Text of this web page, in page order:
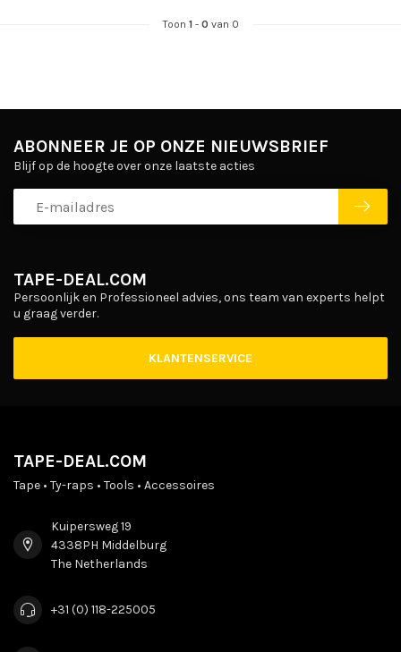
Toon 1- 0 van 0
TAPE-DEAL.COM
Persoonlijk en Professioneel advies, ons team van experts helpt
u graag verder.
KLANTENSERVICE
ABONNEER JE OP ONZE NIEUWSBRIEF
Blijf op de hoogte over onze laatste acties
TAPE-DEAL.COM
Tape • Ty-raps • Tools • Accessoires
Kuipersweg 19
4338PH Middelburg
The Netherlands
+31 (0) 118-225005